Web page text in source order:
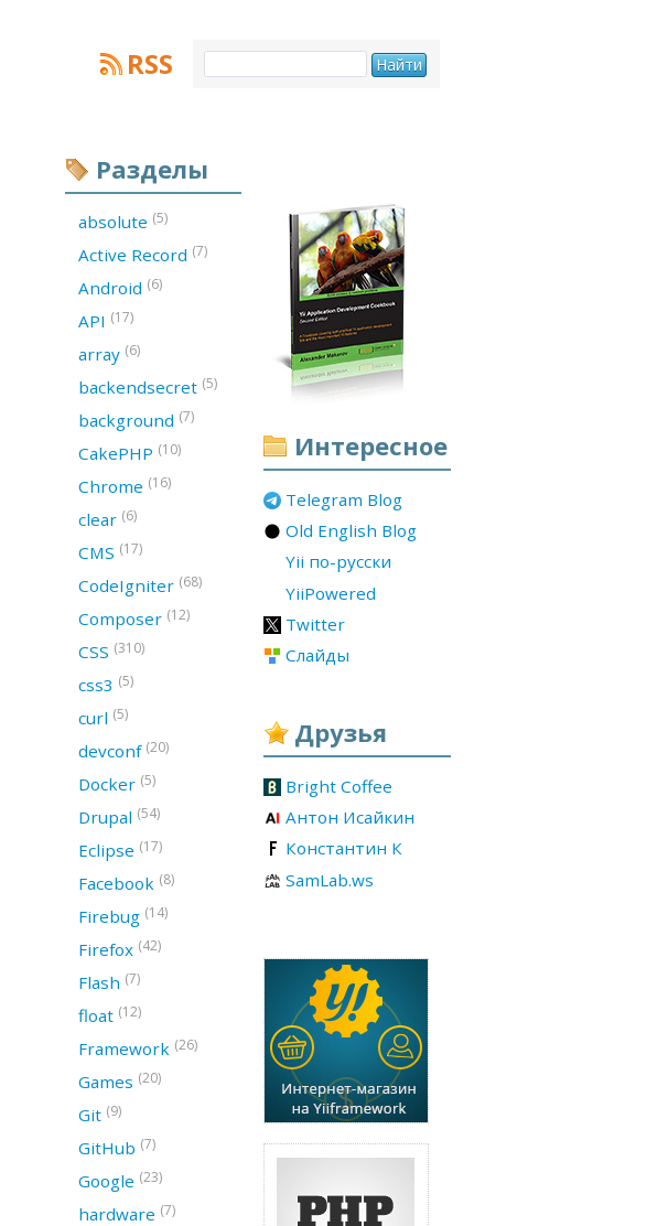
RSS
Интересное
Telegram Blog
Old English Blog
Yii по-русски
YiiPowered
Twitter
Слайды
Друзья
Bright Coffee
Антон Исайкин
Константин К
SamLab.ws
Разделы
absolute (5)
Active Record (7)
Android (6)
API (17)
array (6)
backendsecret (5)
background (7)
CakePHP (10)
Chrome (16)
clear (6)
CMS (17)
CodeIgniter (68)
Composer (12)
CSS (310)
css3 (5)
curl (5)
devconf (20)
Docker (5)
Drupal (54)
Eclipse (17)
Facebook (8)
Firebug (14)
Firefox (42)
Flash (7)
float (12)
Framework (26)
Games (20)
Git (9)
GitHub (7)
Google (23)
hardware (7)